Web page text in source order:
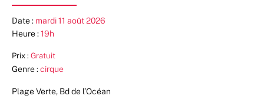
Date : mardi 11 août 2026
Heure :19h
Prix : Gratuit
Genre :cirque
Plage Verte, Bd de l’Océan